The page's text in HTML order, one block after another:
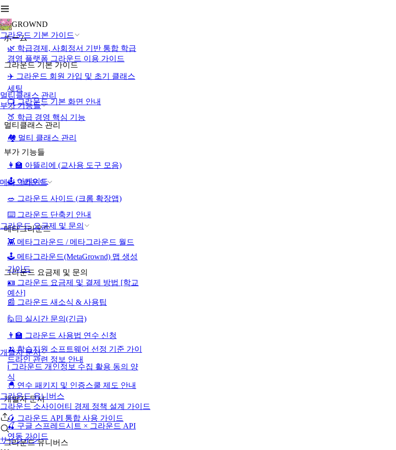
GROWND
그라운드 기본 가이드
멀티클래스 관리
부가 기능들
메타그라운드
그라운드 요금제 및 문의
개발자 문서
그라운드 유니버스
그라운드 소사이어티 경제 정책 설계 가이드
サインイン
ホーム
🌿 학급경제, 사회정서 기반 통합 학급
경영 플랫폼 그라운드 이용 가이드
그라운드 기본 가이드
✈️ 그라운드 회원 가입 및 초기 클래스
세팅
📺 그라운드 기본 화면 안내
🍑 학급 경영 핵심 기능
멀티클래스 관리
🏘️ 멀티 클래스 관리
부가 기능들
👩‍🏫 아뜰리에 (교사용 도구 모음)
🕹️ 아케이드
🥗 그라운드 사이드 (크롬 확장앱)
⌨️ 그라운드 단축키 안내
메타그라운드
👾 메타그라운드 / 메타그라운드 월드
🕹️ 메타그라운드(MetaGrownd) 맵 생성
가이드
그라운드 요금제 및 문의
🪪 그라운드 요금제 및 결제 방법 [학교
예산]
📰 그라운드 새소식 & 사용팁
🙋🏻 실시간 문의(긴급)
👨‍🏫 그라운드 사용법 연수 신청
🍌 학습지원 소프트웨어 선정 기준 가이
드라인 관련 정보 안내
ℹ️ 그라운드 개인정보 수집 활용 동의 양
식
🐣 연수 패키지 및 인증스쿨 제도 안내
개발자 문서
🥭 그라운드 API 통합 사용 가이드
🍒 구글 스프레드시트 × 그라운드 API
연동 가이드
그라운드 유니버스